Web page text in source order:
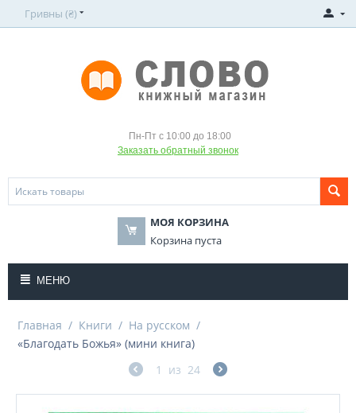
Гривны (₴)
Пн-Пт с 10:00 до 18:00
Заказать обратный звонок
МОЯ КОРЗИНА
Корзина пуста
МЕНЮ
Главная / Книги / На русском /
«Благодать Божья» (мини книга)
1
из 24